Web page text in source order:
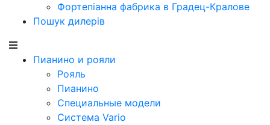
Фортепіанна фабрика в Градец-Кралове
Пошук дилерів
Пианино и рояли
Рояль
Пианино
Специальные модели
Система Vario